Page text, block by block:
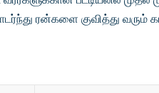
ரன்களை குவித்து வரும்